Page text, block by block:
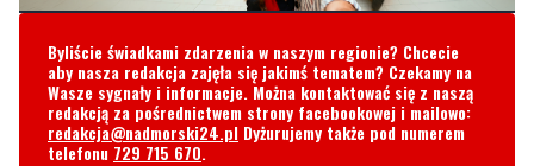
Byliście świadkami zdarzenia w naszym regionie? Chcecie
aby nasza redakcja zajęła się jakimś tematem? Czekamy na
Wasze sygnały i informacje. Można kontaktować się z naszą
redakcją za pośrednictwem strony facebookowej i mailowo:
redakcja@nadmorski24.pl Dyżurujemy także pod numerem
telefonu 729 715 670.